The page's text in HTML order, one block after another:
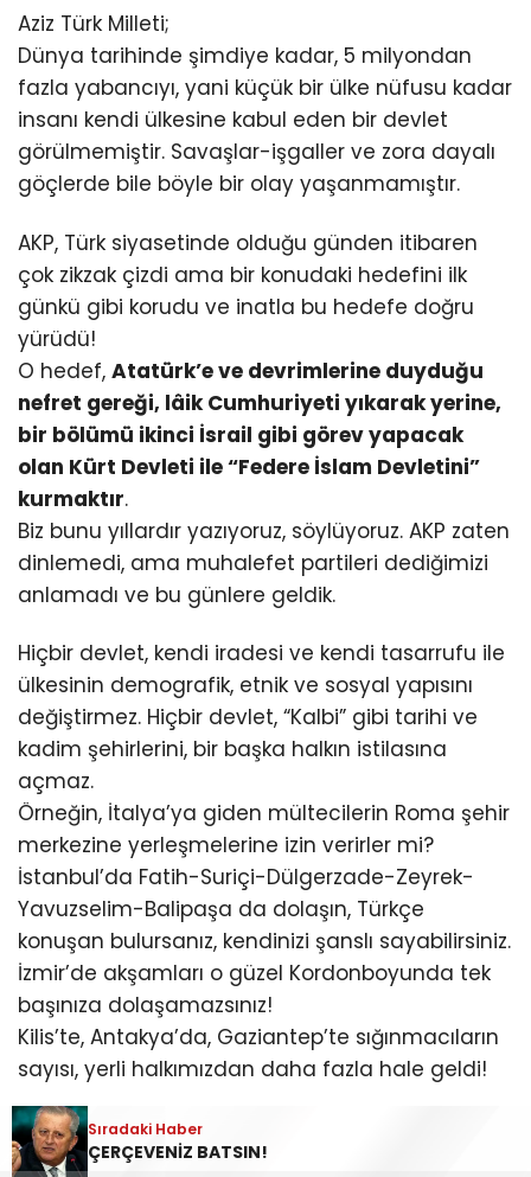
Aziz Türk Milleti;
Dünya tarihinde şimdiye kadar, 5 milyondan
fazla yabancıyı, yani küçük bir ülke nüfusu kadar
insanı kendi ülkesine kabul eden bir devlet
görülmemiştir. Savaşlar-işgaller ve zora dayalı
göçlerde bile böyle bir olay yaşanmamıştır.
AKP, Türk siyasetinde olduğu günden itibaren
çok zikzak çizdi ama bir konudaki hedefini ilk
günkü gibi korudu ve inatla bu hedefe doğru
yürüdü!
O hedef, Atatürk’e ve devrimlerine duyduğu
nefret gereği, lâik Cumhuriyeti yıkarak yerine,
bir bölümü ikinci İsrail gibi görev yapacak
olan Kürt Devleti ile “Federe İslam Devletini”
kurmaktır.
Biz bunu yıllardır yazıyoruz, söylüyoruz. AKP zaten
dinlemedi, ama muhalefet partileri dediğimizi
anlamadı ve bu günlere geldik.
Hiçbir devlet, kendi iradesi ve kendi tasarrufu ile
ülkesinin demografik, etnik ve sosyal yapısını
değiştirmez. Hiçbir devlet, “Kalbi” gibi tarihi ve
kadim şehirlerini, bir başka halkın istilasına
açmaz.
Örneğin, İtalya’ya giden mültecilerin Roma şehir
merkezine yerleşmelerine izin verirler mi?
İstanbul’da Fatih-Suriçi-Dülgerzade-Zeyrek-
Yavuzselim-Balipaşa da dolaşın, Türkçe
konuşan bulursanız, kendinizi şanslı sayabilirsiniz.
İzmir’de akşamları o güzel Kordonboyunda tek
başınıza dolaşamazsınız!
Kilis’te, Antakya’da, Gaziantep’te sığınmacıların
sayısı, yerli halkımızdan daha fazla hale geldi!
Osmanlı’da da büyük göç dalgaları yaşadı.
Fakat ne 1850’lerde Kırım’dan gelen milyonlarca
Sıradaki Haber
ÇERÇEVENİZ BATSIN!